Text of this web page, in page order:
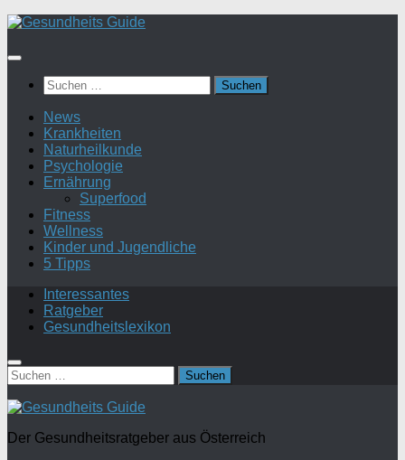
Suchen
nach:
News
Krankheiten
Naturheilkunde
Psychologie
Ernährung
Superfood
Fitness
Wellness
Kinder und Jugendliche
5 Tipps
Interessantes
Ratgeber
Gesundheitslexikon
Suchen
nach:
Der Gesundheitsratgeber aus Österreich